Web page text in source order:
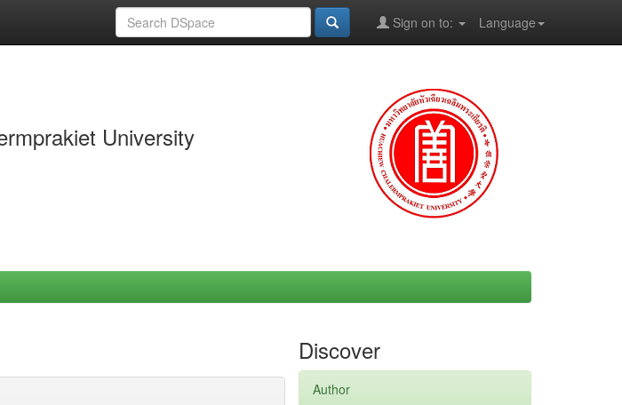
Language
Sign on to:
University
Discover
Author